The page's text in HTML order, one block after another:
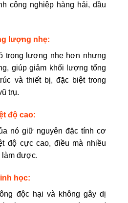
công nghiệp hàng hải, dầu
lượng nhẹ:
trọng lượng nhẹ hơn nhưng
giúp giảm khối lượng tổng
và thiết bị, đặc biệt trong
trụ.
độ cao:
nó giữ nguyên đặc tính cơ
độ cực cao, điều mà nhiều
làm được.
học:
độc hại và không gây dị